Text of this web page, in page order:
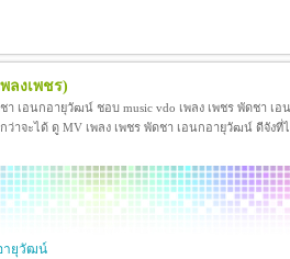
ลงเพชร)
า เอนกอายุวัฒน์ ชอบ music vdo เพลง เพชร พัดชา เ
าจะได้ ดู MV เพลง เพชร พัดชา เอนกอายุวัฒน์ ดีจังที่
ายุวัฒน์